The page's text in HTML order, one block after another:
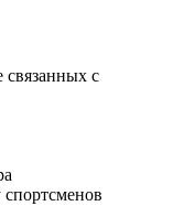
связанных с